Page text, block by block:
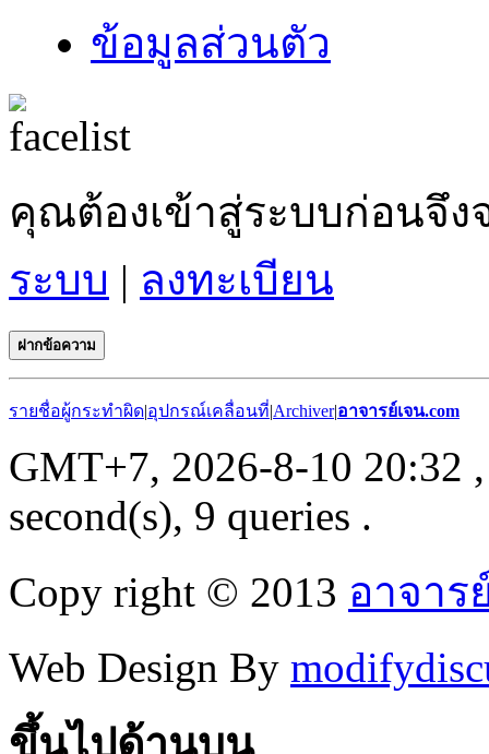
ข้อมูลส่วนตัว
คุณต้องเข้าสู่ระบบก่อนจึ
ระบบ | ลงทะเบียน
ฝากข้อความ
รายชื่อผู้กระทำผิด|อุปกรณ์เคลื่อนที่|Archiver|อาจารย์เจน.com
GMT+7, 2026-8-10 20:32
second(s), 9 queries .
Copy right © 2013 อาจาร
Web Design By
ขึ้นไปด้านบน